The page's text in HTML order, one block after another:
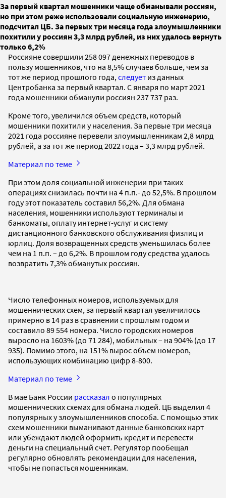
За первый квартал мошенники чаще обманывали россиян,
но при этом реже использовали социальную инженерию,
подсчитал ЦБ. За первых три месяца года злоумышленники
похитили у россиян 3,3 млрд рублей, из них удалось вернуть
только 6,2%
Россияне совершили 258 097 денежных переводов в
пользу мошенников, что на 8,5% случаев больше, чем за
тот же период прошлого года, следует из данных
Центробанка за первый квартал. С января по март 2021
года мошенники обманули россиян 237 737 раз.
Кроме того, увеличился объем средств, который
мошенники похитили у населения. За первые три месяца
2021 года россияне перевели злоумышленникам 2,8 млрд
рублей, а за тот же период 2022 года – 3,3 млрд рублей.
Материал по теме
При этом доля социальной инженерии при таких
операциях снизилась почти на 4 п.п.- до 52,5%. В прошлом
году этот показатель составил 56,2%. Для обмана
населения, мошенники используют терминалы и
банкоматы, оплату интернет-услуг и систему
дистанционного банковского обслуживания физлиц и
юрлиц. Доля возвращенных средств уменьшилась более
чем на 1 п.п. – до 6,2%. В прошлом году средства удалось
возвратить 7,3% обманутых россиян.
Число телефонных номеров, используемых для
мошеннических схем, за первый квартал увеличилось
примерно в 14 раз в сравнении с прошлым годом и
составило 89 554 номера. Число городских номеров
выросло на 1603% (до 71 284), мобильных – на 904% (до 17
935). Помимо этого, на 151% вырос объем номеров,
использующих комбинацию цифр 8-800.
Материал по теме
В мае Банк России рассказал о популярных
мошеннических схемах для обмана людей. ЦБ выделил 4
популярных у злоумышленников способа. С помощью этих
схем мошенники выманивают данные банковских карт
или убеждают людей оформить кредит и перевести
деньги на специальный счет. Регулятор пообещал
регулярно обновлять рекомендации для населения,
чтобы не попасться мошенникам.